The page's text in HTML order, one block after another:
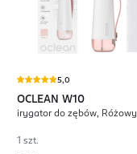
5,0
OCLEAN W10
irygator do zębów, Różowy
1 szt.